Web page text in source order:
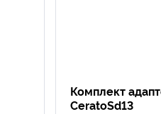
Комплект
CeratoSd13